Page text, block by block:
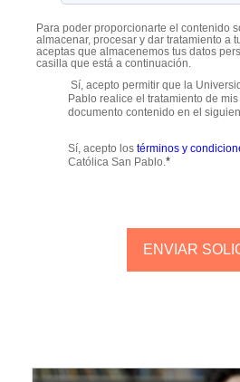
Para poder proporcionarte el contenido
almacenar, procesar y dar tratamiento a
aceptas que almacenemos tus datos
casilla que está a continuación.
Sí, acepto permitir que la
Pablo realice el tratamiento de
documento contenido en el
Sí, acepto los términos y
Católica San Pablo.*